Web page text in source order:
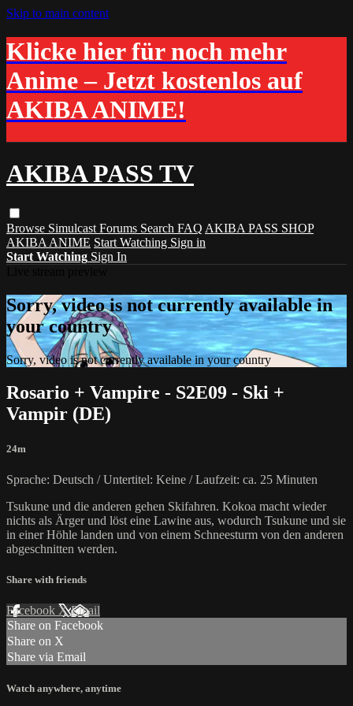
Skip to main content
Klicke hier für noch mehr
Anime – Jetzt kostenlos auf
AKIBA ANIME!
AKIBA PASS TV
Browse Simulcast Forums Search FAQ AKIBA PASS SHOP
AKIBA ANIME Start Watching Sign in
Start Watching Sign In
Sorry, video is not currently available in
your country
Sorry, video is not currently available in your country
Rosario + Vampire - S2E09 - Ski +
Vampir (DE)
24m
Sprache: Deutsch / Untertitel: Keine / Laufzeit: ca. 25 Minuten
Tsukune und die anderen gehen Skifahren. Kokoa macht wieder
nichts als Ärger und löst eine Lawine aus, wodurch Tsukune und sie
in einer Höhle landen und von einem Schneesturm von den anderen
abgeschnitten werden.
Share with friends
Facebook XEmail
Share on Facebook
Share on X
Share via Email
Watch anywhere, anytime